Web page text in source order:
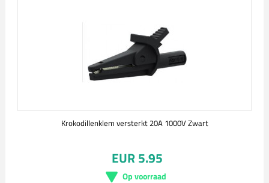
Krokodillenklem versterkt 20A 1000V Zwart
EUR 5.95
Op voorraad